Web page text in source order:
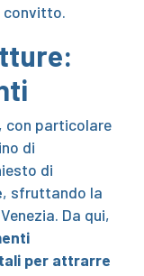
convitto.
con particolare
di
di
, sfruttando la
Da qui,
per attrarre